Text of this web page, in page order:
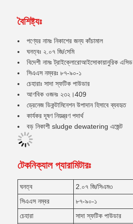
বৈশিষ্ট্যঃ
পণ্যের নামঃ নিকাশের জন্য কাঁচামাল
ঘনত্বঃ ২.০৭ জি/সেমি
বিদেশী নামঃ ট্রাইক্লোরোআইসোকায়ানুরিক এসিড
সিএএস নম্বরঃ ৮৭-৯০-১
চেহারাঃ সাদা স্ফটিক পাউডার
আণবিক ওজনঃ ২৩২।409
ড্রেনেজ ডিকন্টামিনেশন উপাদান হিসাবে ব্যবহৃত
কার্যকর দূষণ নিয়ন্ত্রণ পদার্থ
বড় নিকাশী sludge dewatering এজেন্ট
টেকনিক্যাল প্যারামিটারঃ
ঘনত্ব
2.০৭ জি/সিএম৩
সিএএস নম্বর
৮৭-৯০-১
চেহারা
সাদা স্ফটিক পাউডার